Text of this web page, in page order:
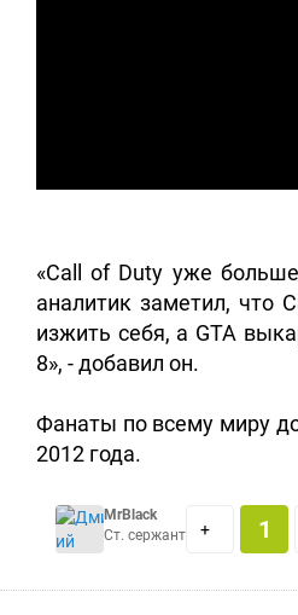
«Call of Duty уже
аналитик заметил, что
изжить себя, а GTA
8», - добавил он.
Фанаты по всему миру
2012 года.
MrBlack
Ст. сержант
+ 1